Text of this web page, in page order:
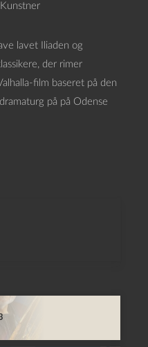
lavet Iliaden og
der rimer
film baseret på den
på på Odense